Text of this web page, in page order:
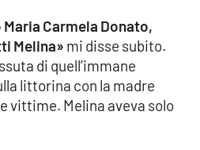
Carmela Donato,
Melina» mi disse subito.
di quell’immane
littorina con la madre
vittime. Melina aveva solo